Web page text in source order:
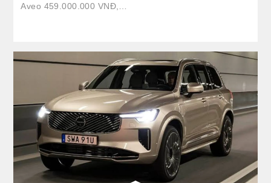
Aveo 459.000.000 VNĐ,…